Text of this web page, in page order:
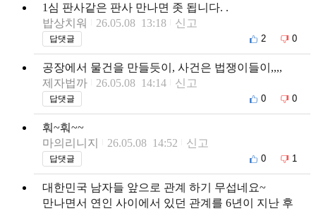
1심 판사같은 판사 만나면 좃 됩니다. .
밥상치워
26.05.08 13:18 신고
답댓글 2 0
공장에서 물건을 만들듯이, 사건은 법쟁이들이,,,,
제자법까
26.05.08 14:14 신고
답댓글 0 0
훠~훠~~
마의리니지
26.05.08 14:52 신고
답댓글 0 1
대한민국 남자들 앞으로 관계 하기 무섭네요~
만나면서 연인 사이에서 있던 관계를 6년이 지난 후